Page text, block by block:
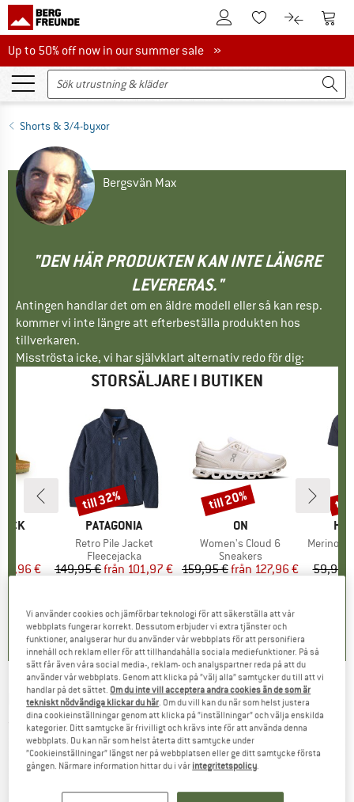
Till kundkontotTill minneslistan.
Till Till
Up to 50% off now in our summer sale
Up to 50% off now in our summer sale »
Shorts & 3/4-byxor
Bergsvän Max
"DEN HÄR PRODUKTEN KAN INTE LÄNGRE
LEVERERAS."
Antingen handlar det om en äldre modell eller så kan resp.
kommer vi inte längre att efterbeställa produkten hos
tillverkaren.
Misströsta icke, vi har självklart alternativ redo för dig:
STORSÄLJARE I BUTIKEN
pris
71,96 €
)
VARUMÄRKE
PATAGONIA
Produkter
Retro Pile Jacket
Produktgrupp
Fleecejacka
Pris
149,95 € Reducerat pris
från 101,97 €
4,6(71)
Rabatt
till 32%
VARUMÄRKE
ON
Produkter
Women's Cloud 6
Produktgrupp
Sneakers
Pris
159,95 € Reducerat pris
från 127,96 €
4,7(48)
Rabatt
till 20%
Produkter
MerinoMix150
59,95 €
till
RÖHNISCH -Women's Chie Bermuda - Shorts
(0)
Vi använder cookies och jämförbar teknologi för att säkerställa att vår
webbplats fungerar korrekt. Dessutom erbjuder vi extra tjänster och
funktioner, analyserar hur du använder vår webbplats för att personifiera
innehåll och reklam eller för att tillhandahålla sociala mediefunktioner. På så
sätt får även våra social media-, reklam- och analyspartner reda på att du
använder vår webbplats. Genom att klicka på ”välj alla” samtycker du till att vi
handlar på det sättet. Om du inte vill acceptera andra cookies än de som är
tekniskt nödvändiga klickar du här. Om du vill kan du när som helst justera
dina cookieinställningar genom att klicka på ”inställningar” och välja enskilda
kategorier. Ditt samtycke är frivilligt och krävs inte för att använda denna
webbplats. Du kan när som helst återta ditt samtycke under
”Cookieinställningar” längst ner på webbplatsen eller ge ditt samtycke första
gången. Närmare information hittar du i vår integritetspolicy.